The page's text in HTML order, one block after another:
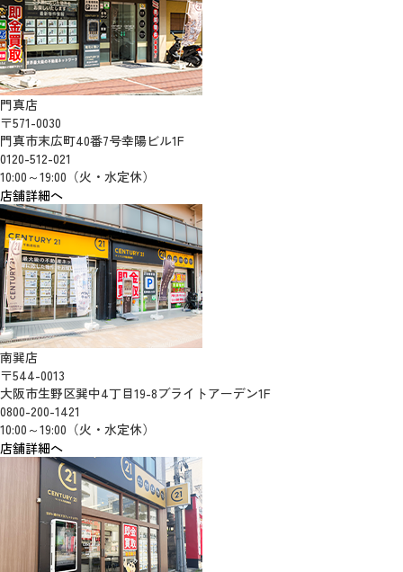
門真店
〒571-0030
門真市末広町40番7号幸陽ビル1F
0120-512-021
10:00～19:00（火・水定休）
店舗詳細へ
南巽店
〒544-0013
大阪市生野区巽中4丁目19-8ブライトアーデン1F
0800-200-1421
10:00～19:00（火・水定休）
店舗詳細へ